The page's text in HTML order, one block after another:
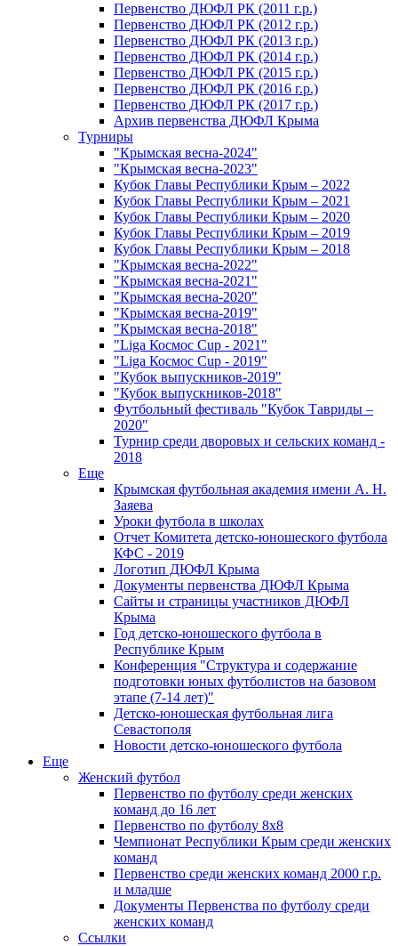
Первенство ДЮФЛ РК (2011 г.р.)
Первенство ДЮФЛ РК (2012 г.р.)
Первенство ДЮФЛ РК (2013 г.р.)
Первенство ДЮФЛ РК (2014 г.р.)
Первенство ДЮФЛ РК (2015 г.р.)
Первенство ДЮФЛ РК (2016 г.р.)
Первенство ДЮФЛ РК (2017 г.р.)
Архив первенства ДЮФЛ Крыма
Турниры
"Крымская весна-2024"
"Крымская весна-2023"
Кубок Главы Республики Крым – 2022
Кубок Главы Республики Крым – 2021
Кубок Главы Республики Крым – 2020
Кубок Главы Республики Крым – 2019
Кубок Главы Республики Крым – 2018
"Крымская весна-2022"
"Крымская весна-2021"
"Крымская весна-2020"
"Крымская весна-2019"
"Крымская весна-2018"
"Liga Космос Cup - 2021"
"Liga Космос Cup - 2019"
"Кубок выпускников-2019"
"Кубок выпускников-2018"
Футбольный фестиваль "Кубок Тавриды –
2020"
Турнир среди дворовых и сельских команд -
2018
Еще
Крымская футбольная академия имени А. Н.
Заяева
Уроки футбола в школах
Отчет Комитета детско-юношеского футбола
КФС - 2019
Логотип ДЮФЛ Крыма
Документы первенства ДЮФЛ Крыма
Сайты и страницы участников ДЮФЛ
Крыма
Год детско-юношеского футбола в
Республике Крым
Конференция "Структура и содержание
подготовки юных футболистов на базовом
этапе (7-14 лет)"
Детско-юношеская футбольная лига
Севастополя
Новости детско-юношеского футбола
Еще
Женский футбол
Первенство по футболу среди женских
команд до 16 лет
Первенство по футболу 8х8
Чемпионат Республики Крым среди женских
команд
Первенство среди женских команд 2000 г.р.
и младше
Документы Первенства по футболу среди
женских команд
Ссылки